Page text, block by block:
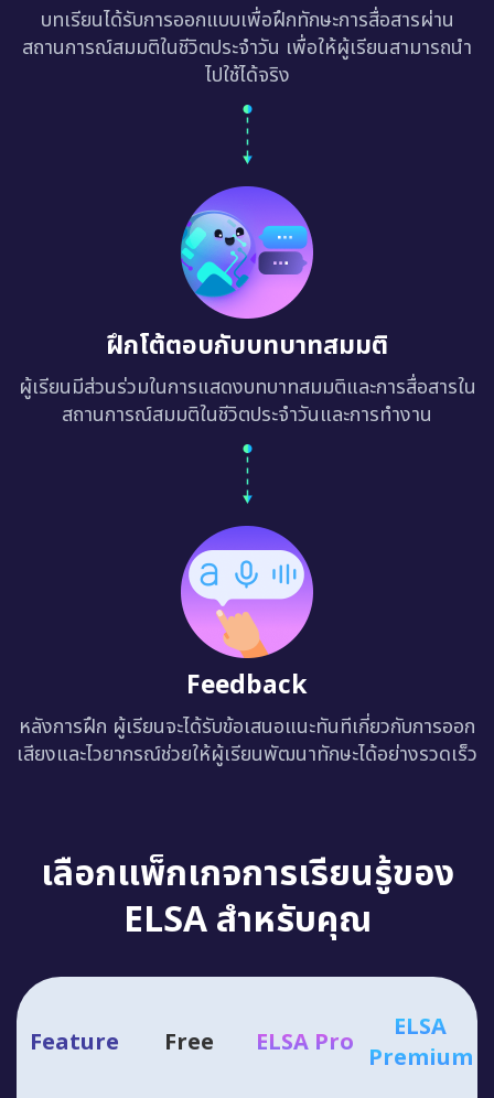
บทเรียนได้รับการออกแบบเพื่อฝึกทักษะการสื่อสารผ่าน
สถานการณ์สมมติในชีวิตประจำวัน เพื่อให้ผู้เรียนสามารถนำ
ไปใช้ได้จริง
ฝึกโต้ตอบกับบทบาทสมมติ
ผู้เรียนมีส่วนร่วมในการแสดงบทบาทสมมติและการสื่อสารใน
สถานการณ์สมมติในชีวิตประจำวันและการทำงาน
Feedback
หลังการฝึก ผู้เรียนจะได้รับข้อเสนอแนะทันทีเกี่ยวกับการออก
เสียงและไวยากรณ์ช่วยให้ผู้เรียนพัฒนาทักษะได้อย่างรวดเร็ว
เลือกแพ็กเกจการเรียนรู้ของ
ELSA สำหรับคุณ
Feature Free ELSA Pro
ELSA
Premium